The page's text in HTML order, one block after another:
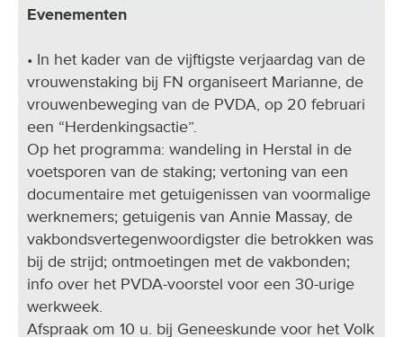
Evenementen
• In het kader van de vijftigste verjaardag van de
vrouwenstaking bij FN organiseert Marianne, de
vrouwenbeweging van de PVDA, op 20 februari
een “Herdenkingsactie”.
Op het programma: wandeling in Herstal in de
voetsporen van de staking; vertoning van een
documentaire met getuigenissen van voormalige
werknemers; getuigenis van Annie Massay, de
vakbondsvertegenwoordigster die betrokken was
bij de strijd; ontmoetingen met de vakbonden;
info over het PVDA-voorstel voor een 30-urige
werkweek.
Afspraak om 10 u. bij Geneeskunde voor het Volk